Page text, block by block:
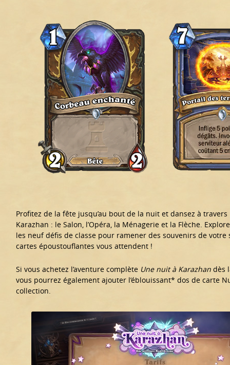
Profitez de la fête jusqu’au bout de la nuit et dansez à
Karazhan : le Salon, l’Opéra, la Ménagerie et la Flèche.
les neuf défis de classe pour ramener des souvenirs de votre
cartes époustouflantes vous attendent !
Si vous achetez l’aventure complète Une nuit à Karazhan dès
vous pourrez également ajouter l’éblouissant* dos de carte
collection.